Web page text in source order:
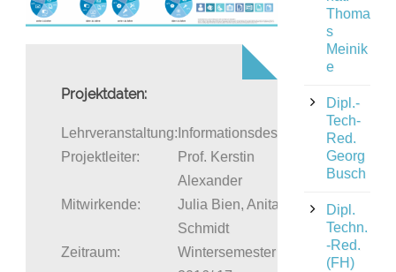
Projektdaten:
Lehrveranstaltung: Informationsdesign
Projektleiter:
Prof. Kerstin
Alexander
Mitwirkende:
Julia Bien, Anita
Schmidt
Zeitraum:
Wintersemester
Thoma
s
Meinik
e
Dipl.-
Tech-
Red.
Georg
Busch
Dipl.
Techn.
-Red.
(FH)